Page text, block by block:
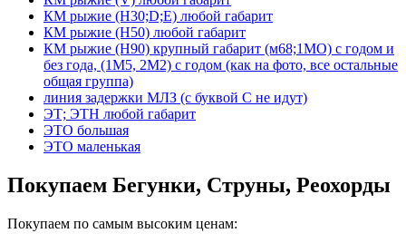
КМ рыжие (Н30;D;E) любой габарит
КМ рыжие (Н50) любой габарит
КМ рыжие (Н90) крупный габарит (м68;1МО) с годом и
без года, (1М5, 2М2) с годом (как на фото, все остальные
общая группа)
линия задержки МЛЗ (с буквой С не идут)
ЭТ; ЭТН любой габарит
ЭТО большая
ЭТО маленькая
Покупаем Бегунки, Струны, Реохорды
Покупаем по самым высоким ценам: